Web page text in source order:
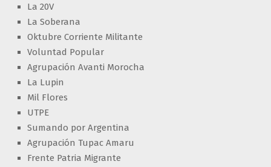
La 20V
La Soberana
Oktubre Corriente Militante
Voluntad Popular
Agrupación Avanti Morocha
La Lupin
Mil Flores
UTPE
Sumando por Argentina
Agrupación Tupac Amaru
Frente Patria Migrante